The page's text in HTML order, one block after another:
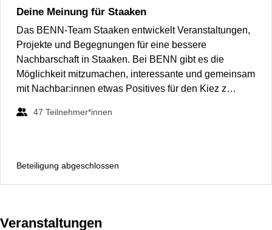
Deine Meinung für Staaken
Das BENN-Team Staaken entwickelt Veranstaltungen,
Projekte und Begegnungen für eine bessere
Nachbarschaft in Staaken. Bei BENN gibt es die
Möglichkeit mitzumachen, interessante und gemeinsam
mit Nachbar:innen etwas Positives für den Kiez z…
47 Teilnehmer*innen
Beteiligung abgeschlossen
Veranstaltungen